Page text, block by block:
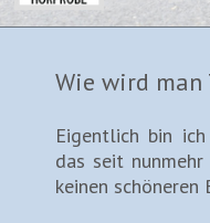
Wie wird man
Eigentlich bin
das seit
keinen